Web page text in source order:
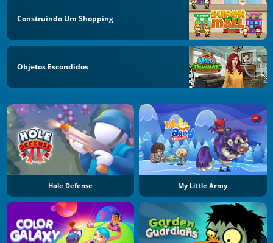
Construindo Um Shopping
Objetos Escondidos
Hole Defense My Little Army